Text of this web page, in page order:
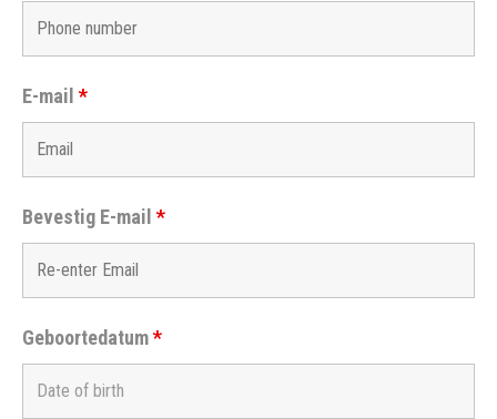
E-mail *
Bevestig E-mail *
Geboortedatum*